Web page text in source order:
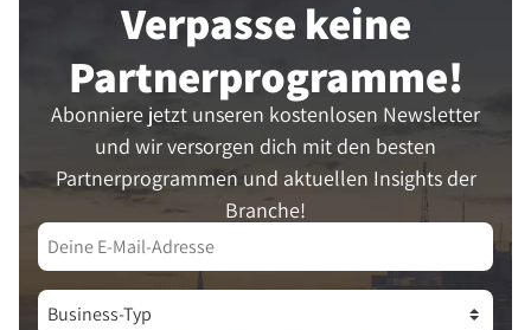
Verpasse keine
Partner­programme!
Abonniere jetzt unseren kostenlosen Newsletter
und wir versorgen dich mit den besten
Partnerprogrammen und aktuellen Insights der
Branche!